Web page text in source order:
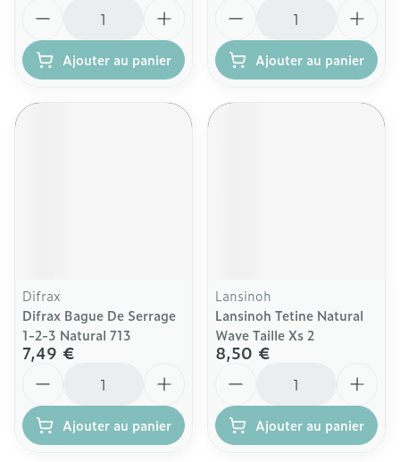
Ajouter au panier Ajouter au panier
Difrax
Difrax Bague De Serrage
1-2-3 Natural 713
7,49 €
Ajouter au panier
Lansinoh
Lansinoh Tetine Natural
Wave Taille Xs 2
8,50 €
Ajouter au panier